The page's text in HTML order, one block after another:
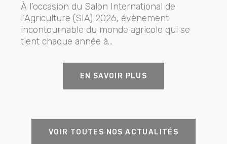
À l’occasion du Salon International de
l’Agriculture (SIA) 2026, évènement
incontournable du monde agricole qui se
tient chaque année à...
EN SAVOIR PLUS
VOIR TOUTES NOS ACTUALITÉS